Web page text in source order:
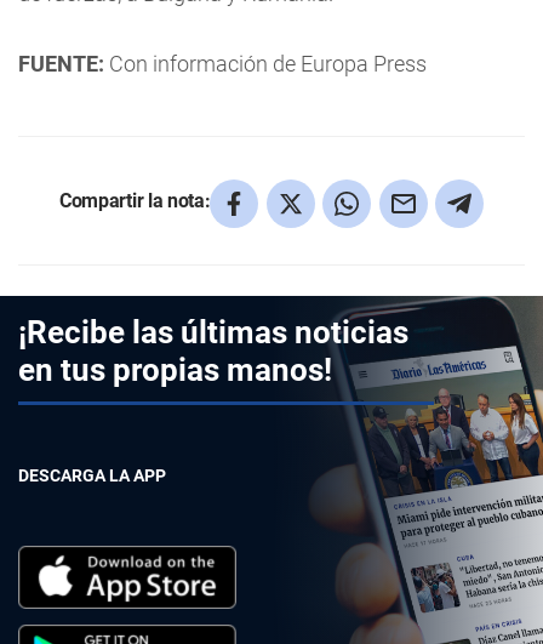
FUENTE: Con información de Europa Press
Compartir la nota:
¡Recibe las últimas noticias
en tus propias manos!
DESCARGA LA APP